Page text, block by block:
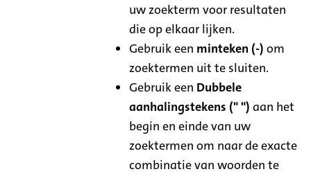
uw zoekterm voor resultaten
die op elkaar lijken.
Gebruik een minteken (-) om
zoektermen uit te sluiten.
Gebruik een Dubbele
aanhalingstekens (" ") aan het
begin en einde van uw
zoektermen om naar de exacte
combinatie van woorden te